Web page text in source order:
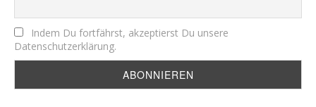
Indem Du fortfährst, akzeptierst Du unsere
Datenschutzerklärung.